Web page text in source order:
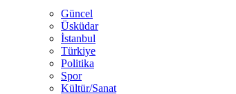
Güncel
Üsküdar
İstanbul
Türkiye
Politika
Spor
Kültür/Sanat